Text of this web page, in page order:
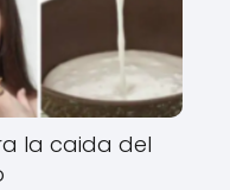
la caida del